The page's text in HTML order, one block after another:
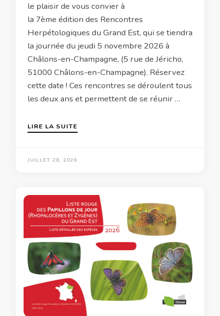
le plaisir de vous convier à
la 7ème édition des Rencontres
Herpétologiques du Grand Est, qui se tiendra
la journée du jeudi 5 novembre 2026 à
Châlons-en-Champagne, (5 rue de Jéricho,
51000 Châlons-en-Champagne). Réservez
cette date ! Ces rencontres se déroulent tous
les deux ans et permettent de se réunir …
LIRE LA SUITE
JUILLET 28, 2026